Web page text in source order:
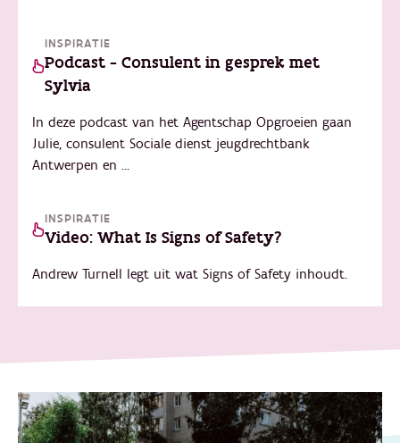
INSPIRATIE
Podcast - Consulent in gesprek met
Sylvia
In deze podcast van het Agentschap Opgroeien gaan
Julie, consulent Sociale dienst jeugdrechtbank
Antwerpen en ...
INSPIRATIE
Video: What Is Signs of Safety?
Andrew Turnell legt uit wat Signs of Safety inhoudt.